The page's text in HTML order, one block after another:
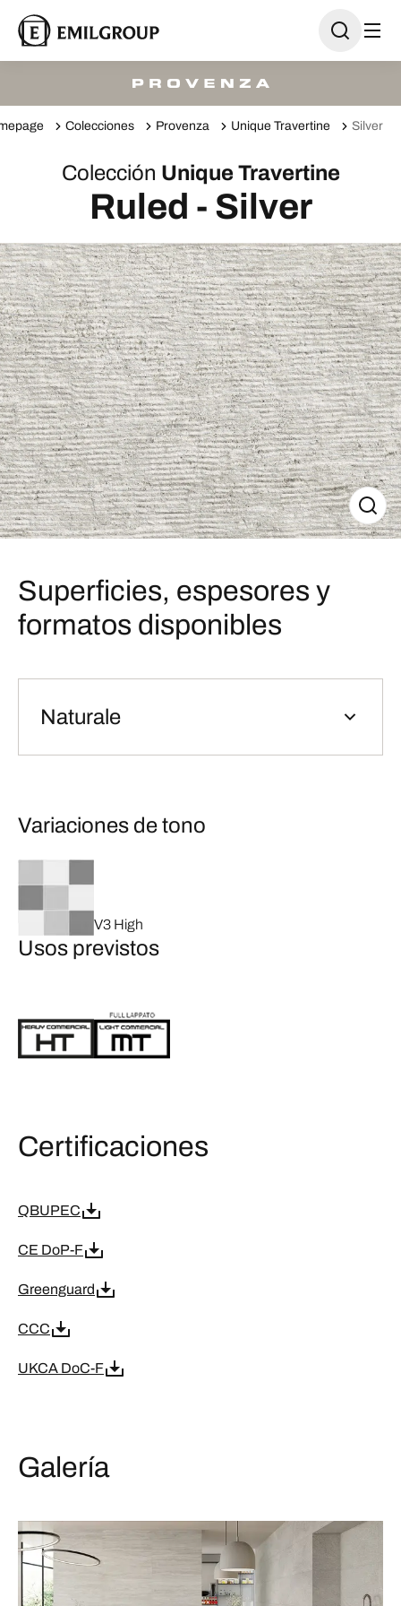
Colecciones Provenza Unique Travertine Silver
Colección Unique Travertine
Ruled - Silver
Superficies, espesores y
formatos disponibles
Naturale
Variaciones de tono
V3 High
Usos previstos
Certificaciones
QBUPEC
CE DoP-F
Greenguard
CCC
UKCA DoC-F
Galería